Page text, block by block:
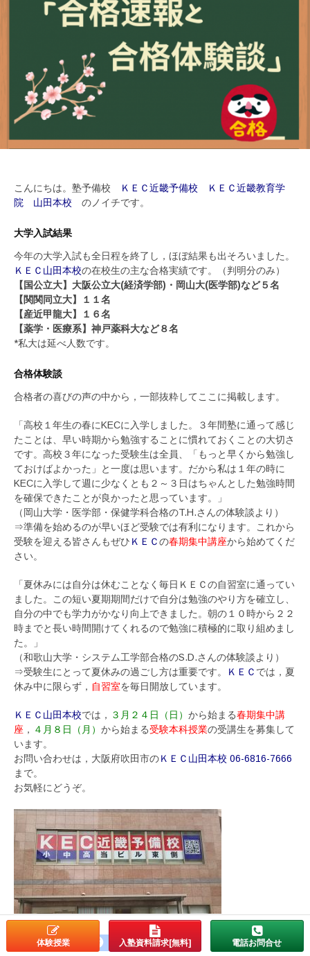
体験授業 入塾資料請求[無料] 電話お問合せ
こんにちは。塾予備校
ＫＥＣ近畿予備校 ＫＥＣ近畿教育学
院 山田本校 のノイチです。
大学入試結果
今年の大学入試も全日程を終了し，ほぼ結果も出そろいました。
ＫＥＣ山田本校の在校生の主な合格実績です。（判明分のみ）
【国公立大】大阪公立大(経済学部)・岡山大(医学部)など５名
【関関同立大】１１名
【産近甲龍大】１６名
【薬学・医療系】神戸薬科大など８名
*私大は延べ人数です。
合格体験談
合格者の喜びの声の中から，一部抜粋してここに掲載します。
「高校１年生の春にKECに入学しました。３年間塾に通って感じ
たことは、早い時期から勉強することに慣れておくことの大切さ
です。高校３年になった受験生は全員、「もっと早くから勉強し
ておけばよかった」と一度は思います。だから私は１年の時に
KECに入学して週に少なくとも２～３日はちゃんとした勉強時間
を確保できたことが良かったと思っています。」
（岡山大学・医学部・保健学科合格のT.H.さんの体験談より）
⇒準備を始めるのが早いほど受験では有利になります。これから
受験を迎える皆さんもぜひ ＫＥＣの春期集中講座から始めてくだ
さい。
「夏休みには自分は休むことなく毎日ＫＥＣの自習室に通ってい
ました。この短い夏期期間だけで自分は勉強のやり方を確立し、
自分の中でも学力がかなり向上できました。朝の１０時から２２
時までと長い時間開けてくれるので勉強に積極的に取り組めまし
た。」
（和歌山大学・システム工学部合格のS.D.さんの体験談より）
⇒受験生にとって夏休みの過ごし方は重要です。
ＫＥＣ では，夏
休み中に限らず， 自習室を毎日開放しています。
ＫＥＣ山田本校では， ３月２４日（日） から始まる春期集中講
座 ， ４月８日（月） から始まる受験本科授業の受講生を募集して
います。
お問い合わせは，大阪府吹田市のＫＥＣ山田本校 06-6816-7666
まで。
お気軽にどうぞ。
Twitter
Line FacebookShare